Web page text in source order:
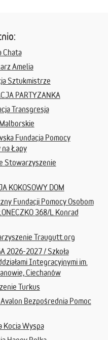
Chata
Amelia
Sztukmistrze
PARTYZANKA
Transgresja
Fundacja Pomocy
Łapy
Stowarzyszenie
KOKOSOWY DOM
Fundacji Pomocy Osobom
368/L Konrad
Traugutt.org
2026-2027 / Szkoła
Integracyjnymi im.
Ciechanów
Turkus
Bezpośrednia Pomoc
Kocia Wyspa